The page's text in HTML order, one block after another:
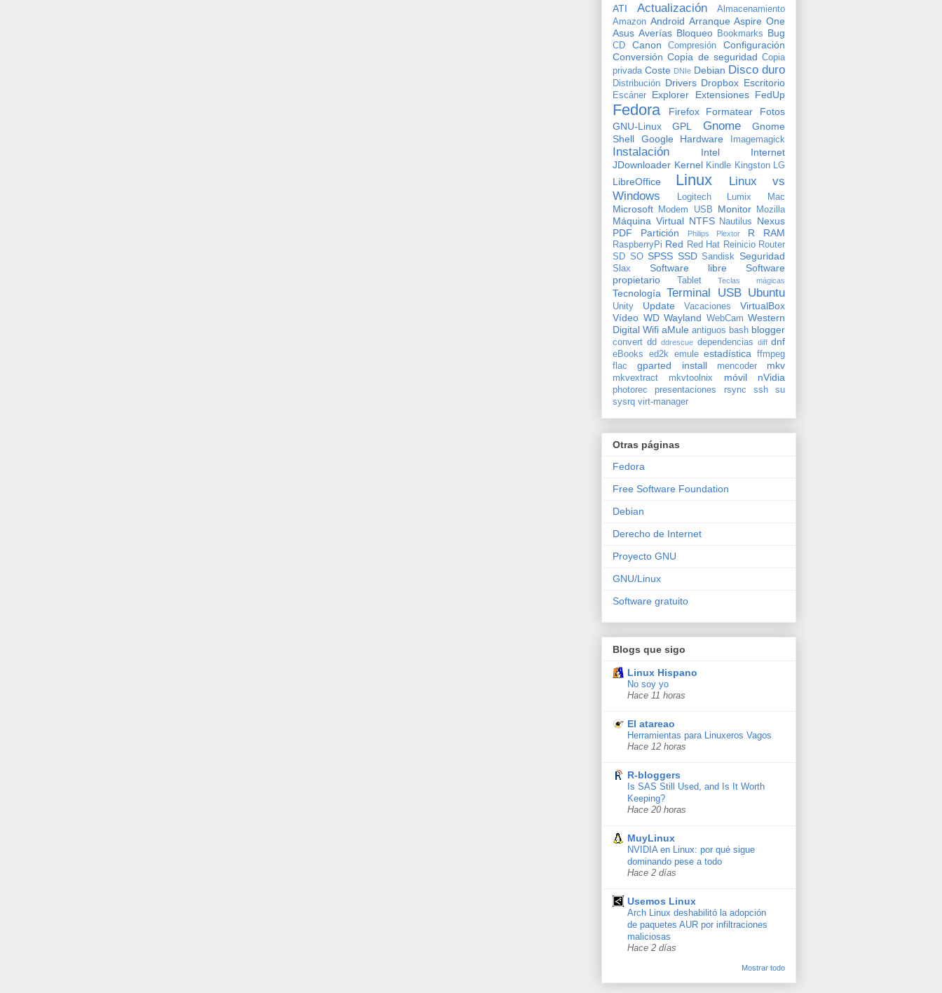
ATI Actualización
Almacenamiento
Amazon Android Arranque Aspire One
Asus Averías Bloqueo Bookmarks Bug
CD Canon Compresión
Configuración
Conversión Copia de seguridad Copia
privada Coste DNIe Debian Disco duro
Distribución Drivers Dropbox Escritorio
Escáner Explorer Extensiones FedUp
Fedora Firefox Formatear
Fotos
GNU-Linux
GPL Gnome
Gnome
Shell
Google Hardware Imagemagick
Instalación Intel
Internet
JDownloader Kernel Kindle Kingston LG
LibreOffice Linux
Linux vs
Windows
Logitech Lumix Mac
Microsoft Modem USB Monitor Mozilla
Máquina Virtual NTFS Nautilus
Nexus
PDF
Partición Philips Plextor R RAM
RaspberryPi Red Red Hat Reinicio Router
SD SO SPSS SSD Sandisk Seguridad
Slax Software libre
Software
propietario
Tablet Teclas mágicas
Tecnología Terminal USB Ubuntu
Unity Update Vacaciones
VirtualBox
Vídeo WD Wayland WebCam Western
Digital Wifi aMule antiguos bash blogger
convert dd ddrescue dependencias diff dnf
eBooks ed2k emule estadística
ffmpeg
flac
gparted install mencoder mkv
mkvextract mkvtoolnix móvil nVidia
photorec presentaciones rsync ssh
su
sysrq virt-manager
Otras páginas
Fedora
Free Software Foundation
Debian
Derecho de Internet
Proyecto GNU
GNU/Linux
Software gratuito
Blogs que sigo
Linux Hispano
No soy yo
Hace 11 horas
El atareao
Herramientas para Linuxeros Vagos
Hace 12 horas
R-bloggers
Is SAS Still Used, and Is It Worth
Keeping?
Hace 20 horas
MuyLinux
NVIDIA en Linux: por qué sigue
dominando pese a todo
Hace 2 días
Usemos Linux
Arch Linux deshabilitó la adopción
de paquetes AUR por infiltraciones
maliciosas
Hace 2 días
Mostrar todo